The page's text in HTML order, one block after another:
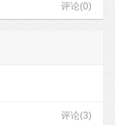
评论(0)
评论(3)